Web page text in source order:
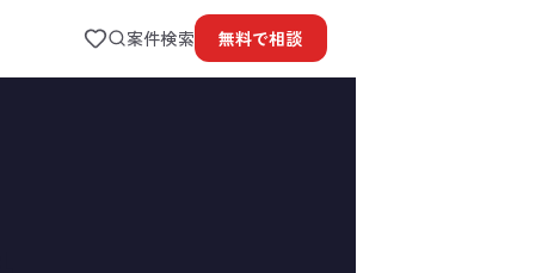
案件検索 無料で相談